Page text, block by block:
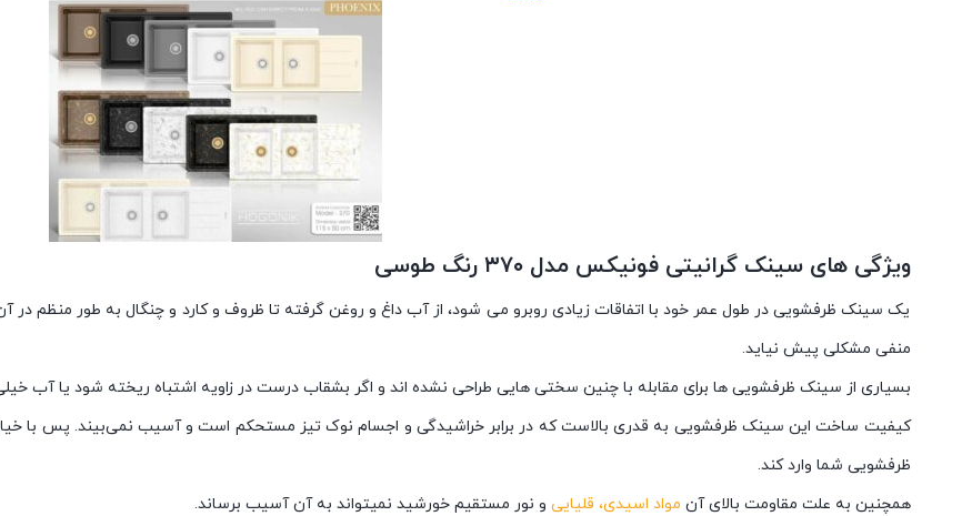
ویژگی های سینک گرانیتی فونیکس مدل ۳۷۰ رنگ طوسی
یک سینک ظرفشویی در طول عمر خود با اتفاقات زیادی روبرو می شود، از آب داغ و روغن گرفته تا ظروف و کارد و چنگال به طور منظم در آن
منفی مشکلی پیش نیاید.
بسیاری از سینک ظرفشویی ها برای مقابله با چنین سختی هایی طراحی نشده اند و اگر بشقاب درست در زاویه اشتباه ریخته شود یا آب
کیفیت ساخت این سینک ظرفشویی به قدری بالاست که در برابر خراشیدگی و اجسام نوک تیز مستحکم است و آسیب نمی‌بیند. پس با
ظرفشویی شما وارد کند.
همچنین به علت مقاومت بالای آن مواد اسیدی، قلیایی و نور مستقیم خورشید نمیتواند به آن آسیب برساند.